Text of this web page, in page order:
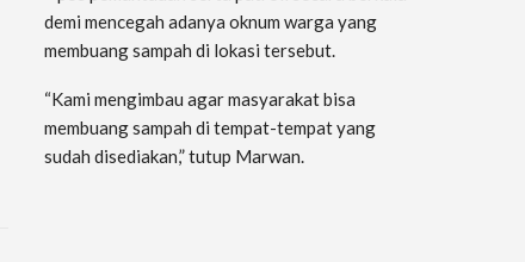
demi mencegah adanya oknum warga yang
membuang sampah di lokasi tersebut.
“Kami mengimbau agar masyarakat bisa
membuang sampah di tempat-tempat yang
sudah disediakan,” tutup Marwan.